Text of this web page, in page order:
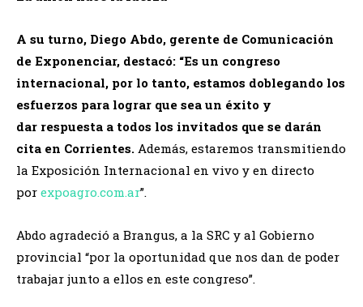
A su turno, Diego Abdo, gerente de Comunicación
de Exponenciar, destacó: “Es un congreso
internacional, por lo tanto, estamos doblegando los
esfuerzos para lograr que sea un éxito y
dar respuesta a todos los invitados que se darán
cita en Corrientes. Además, estaremos transmitiendo
la Exposición Internacional en vivo y en directo
por expoagro.com.ar”.
Abdo agradeció a Brangus, a la SRC y al Gobierno
provincial “por la oportunidad que nos dan de poder
trabajar junto a ellos en este congreso”.